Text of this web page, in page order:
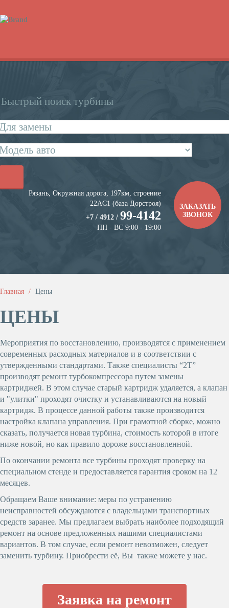
Быстрый поиск турбины
ЗАКАЗАТЬ
ЗВОНОК
Рязань, Окружная дорога, 197км, строение
22АC1 (база Дорстроя)
+7 / 4912 / 99-4142
ПН - ВС 9:00 - 19:00
Главная Цены
ЦЕНЫ
Мероприятия по восстановлению, производятся с применением
современных расходных материалов и в соответствии с
утвержденными стандартами. Также специалисты “2T”
производят ремонт турбокомпрессора путем замены
картриджей. В этом случае старый картридж удаляется, а клапан
и "улитки" проходят очистку и устанавливаются на новый
картридж. В процессе данной работы также производится
настройка клапана управления. При грамотной сборке, можно
сказать, получается новая турбина, стоимость которой в итоге
ниже новой, но как правило дороже восстановленной.
По окончании ремонта все турбины проходят проверку на
специальном стенде и предоставляется гарантия сроком на 12
месяцев.
Обращаем Ваше внимание: меры по устранению
неисправностей обсуждаются с владельцами транспортных
средств заранее. Мы предлагаем выбрать наиболее подходящий
ремонт на основе предложенных нашими специалистами
вариантов. В том случае, если ремонт невозможен, следует
заменить турбину. Приобрести её, Вы также можете у нас.
Заявка на ремонт